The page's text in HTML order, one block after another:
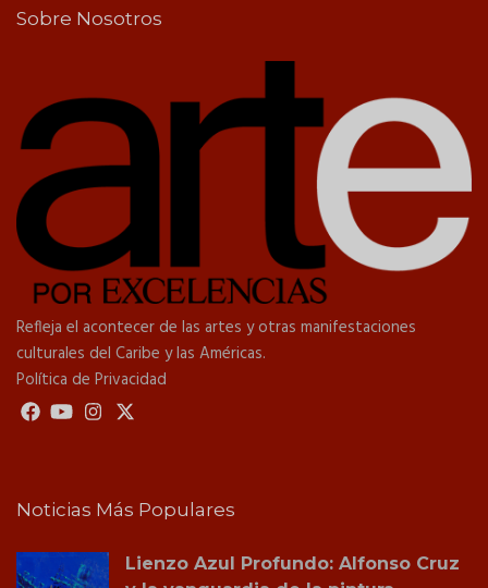
Sobre Nosotros
Refleja el acontecer de las artes y otras manifestaciones
culturales del Caribe y las Américas.
Política de Privacidad
Noticias Más Populares
Lienzo Azul Profundo: Alfonso Cruz